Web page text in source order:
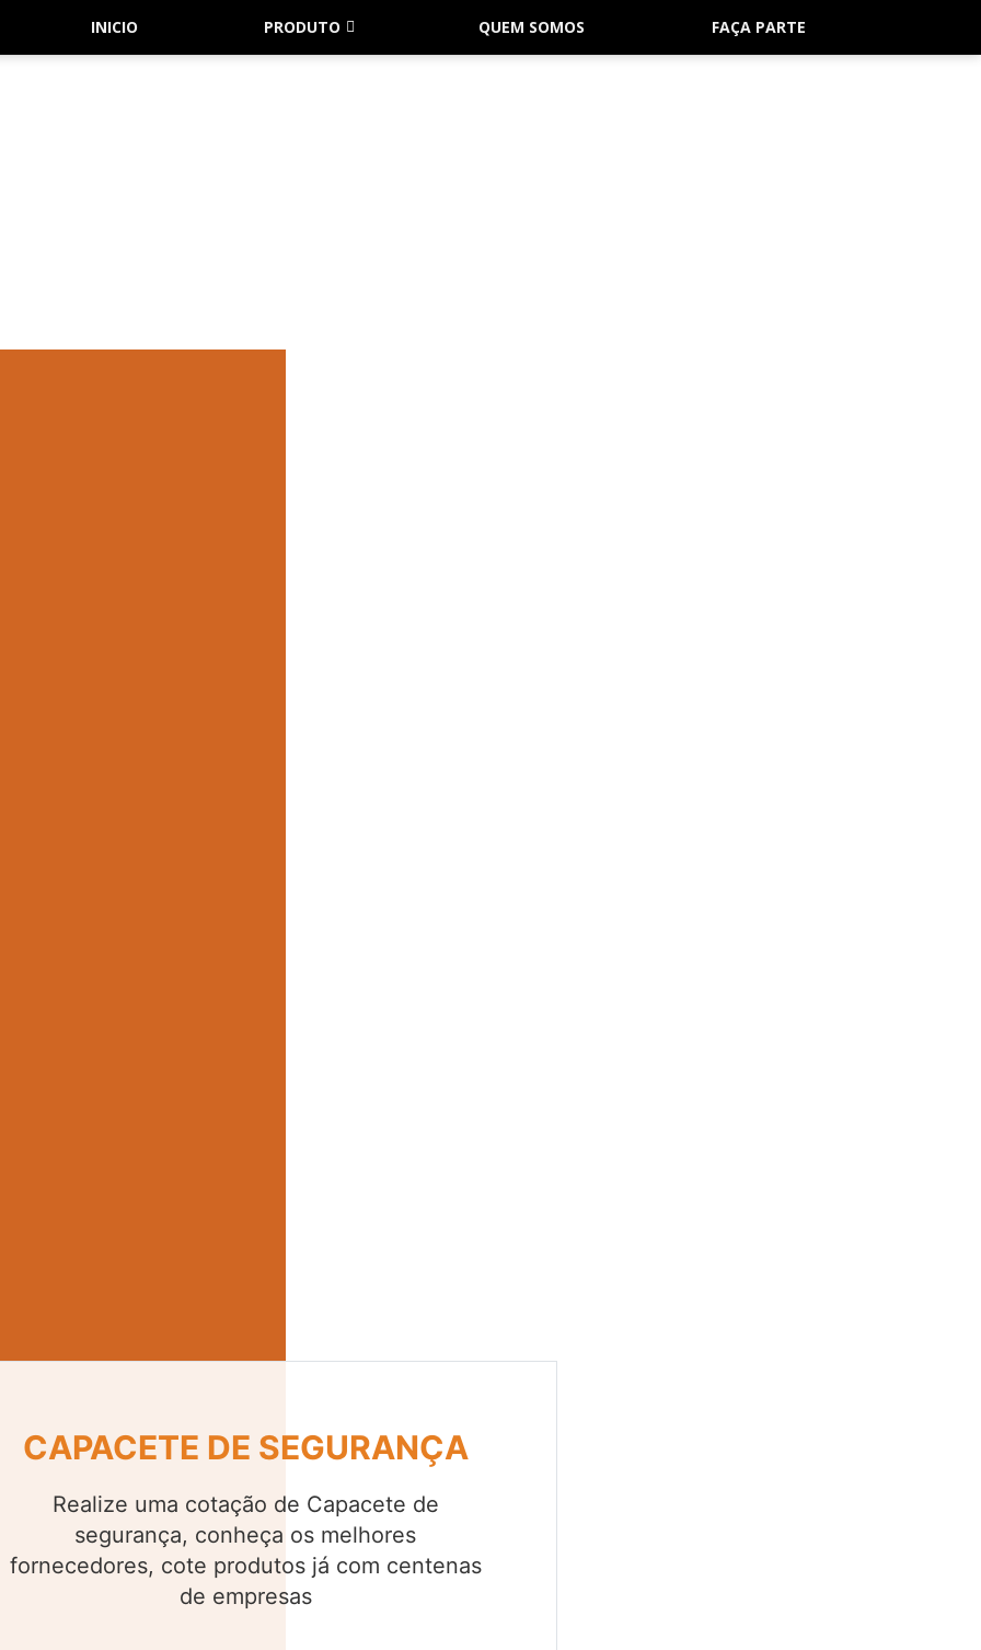
INICIO PRODUTO QUEM SOMOS FAÇA PARTE
CINTO DE SEGURANÇA
Realize uma cotação de Cinto de segurança,
conheça os melhores fornecedores, cote
produtos já com centenas de empresas